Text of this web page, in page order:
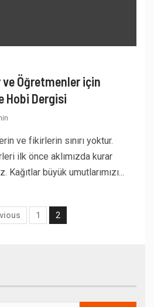
Öğretmenler için
Hobi Dergisi
ve fikirlerin sınırı yoktur.
ilk önce aklımızda kurar
Kağıtlar büyük umutlarımızı...
1 2